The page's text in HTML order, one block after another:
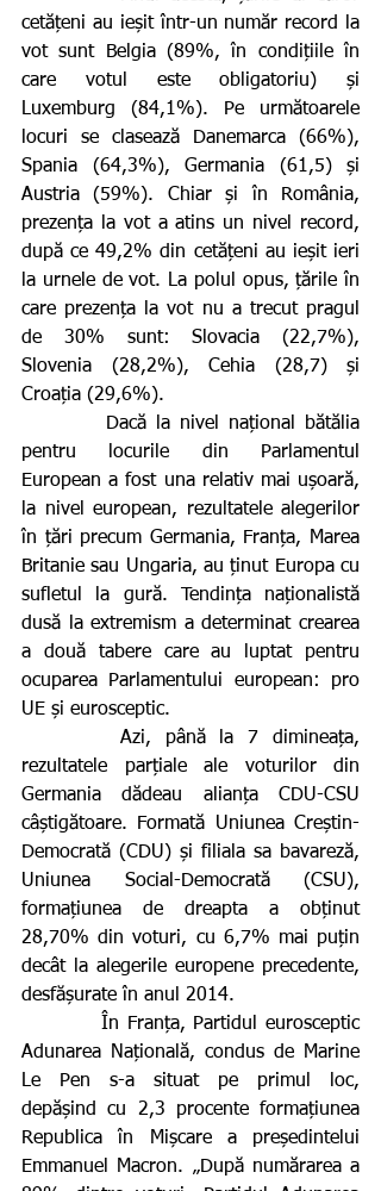
cetățeni au ieșit într-un număr record la
vot sunt Belgia (89%, în condițiile în
care votul este obligatoriu) și
Luxemburg (84,1%). Pe următoarele
locuri se clasează Danemarca (66%),
Spania (64,3%), Germania (61,5) și
Austria (59%). Chiar și în România,
prezența la vot a atins un nivel record,
după ce 49,2% din cetățeni au ieșit ieri
la urnele de vot. La polul opus, țările în
care prezența la vot nu a trecut pragul
de 30% sunt: Slovacia (22,7%),
Slovenia (28,2%), Cehia (28,7) și
Croația (29,6%).
pentru locurile din Parlamentul
European a fost una relativ mai ușoară,
la nivel european, rezultatele alegerilor
în țări precum Germania, Franța, Marea
Britanie sau Ungaria, au ținut Europa cu
sufletul la gură. Tendința naționalistă
dusă la extremism a determinat crearea
a două tabere care au luptat pentru
ocuparea Parlamentului european: pro
UE și eurosceptic.
rezultatele parțiale ale voturilor din
Germania dădeau alianța CDU-CSU
câștigătoare. Formată Uniunea Creștin-
Democrată (CDU) și filiala sa bavareză,
Uniunea Social-Democrată (CSU),
formațiunea de dreapta a obținut
28,70% din voturi, cu 6,7% mai puțin
decât la alegerile europene precedente,
desfășurate în anul 2014.
Adunarea Națională, condus de Marine
Le Pen s-a situat pe primul loc,
depășind cu 2,3 procente formațiunea
Republica în Mișcare a președintelui
Emmanuel Macron. „După numărarea a